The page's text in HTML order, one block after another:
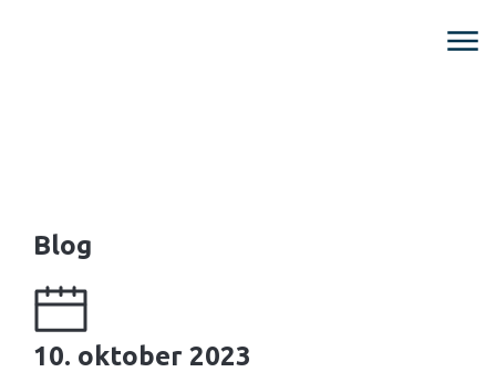
Blog
10. oktober 2023